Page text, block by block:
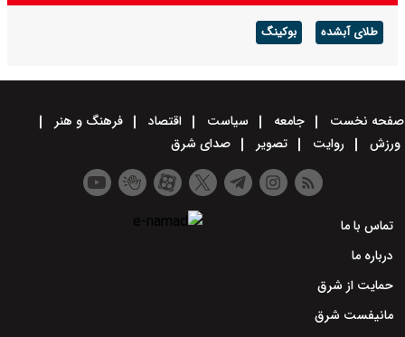
طلای آبشده بوکینگ
صفحه نخست جامعه سیاست اقتصاد
فرهنگ و هنر
ورزش
روایت تصویر صدای شرق
تماس با ما
درباره ما
حمایت از شرق
مانیفست شرق